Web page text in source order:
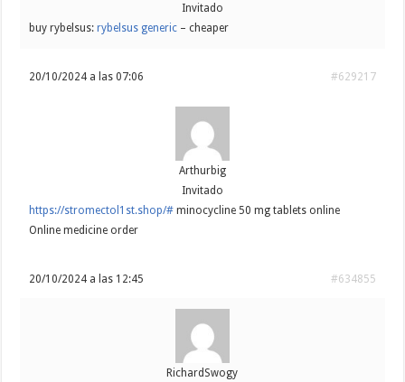
Invitado
buy rybelsus:rybelsus generic – cheaper
20/10/2024 a las 07:06 #629217
Arthurbig
Invitado
https://stromectol1st.shop/# minocycline 50 mg tablets online
Online medicine order
20/10/2024 a las 12:45 #634855
RichardSwogy